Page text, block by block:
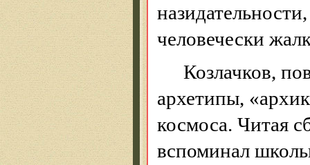
человечески
Козлачков,
архетипы, «
космоса. Читая
вспоминал